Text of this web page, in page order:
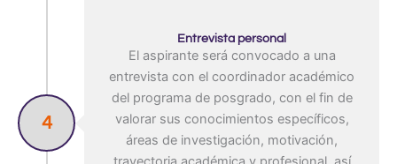
Entrevista personal
El aspirante será convocado a una
entrevista con el coordinador académico
del programa de posgrado, con el fin de
valorar sus conocimientos específicos,
áreas de investigación, motivación,
4